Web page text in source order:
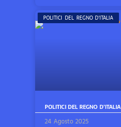
POLITICI DEL REGNO D'ITALIA
POLITICI DEL REGNO D’ITALIA
24 Agosto 2025